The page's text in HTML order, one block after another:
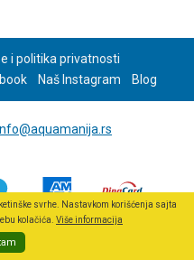
i politika privatnosti
Naš Instagram Blog
svrhe. Nastavkom korišćenja sajta
kolačića. Više informacija